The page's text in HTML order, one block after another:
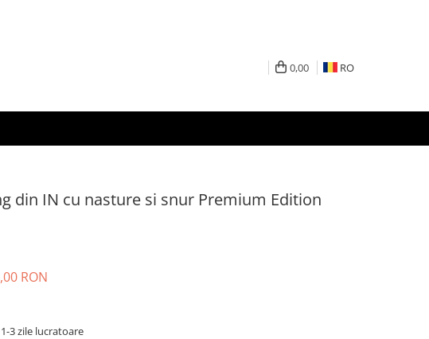
0,00 RO
din IN cu nasture si snur Premium Edition
RON
1-3 zile lucratoare